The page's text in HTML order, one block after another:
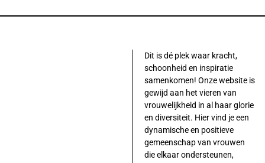
Dit is dé plek waar kracht,
schoonheid en inspiratie
samenkomen! Onze website is
gewijd aan het vieren van
vrouwelijkheid in al haar glorie
en diversiteit. Hier vind je een
dynamische en positieve
gemeenschap van vrouwen
die elkaar ondersteunen,